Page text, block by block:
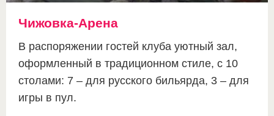
Чижовка-Арена
В распоряжении гостей клуба уютный зал,
оформленный в традиционном стиле, с 10
столами: 7 – для русского бильярда, 3 – для
игры в пул.